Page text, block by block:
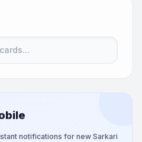
notifications for new Sarkari